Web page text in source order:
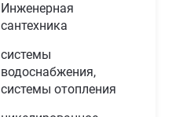
Инженерная
сантехника
системы
водоснабжения,
системы отопления